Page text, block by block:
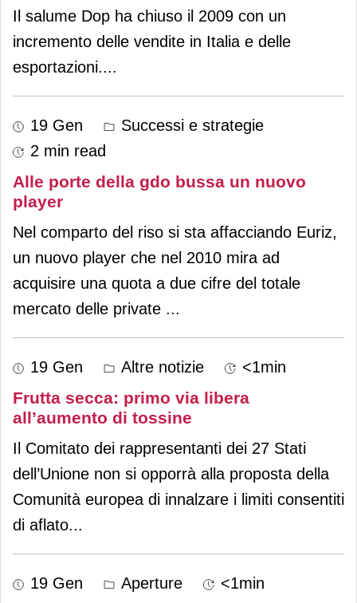
Il salume Dop ha chiuso il 2009 con un
incremento delle vendite in Italia e delle
esportazioni....
19 Gen
Successi e strategie
2 min read
Alle porte della gdo bussa un nuovo
player
Nel comparto del riso si sta affacciando Euriz,
un nuovo player che nel 2010 mira ad
acquisire una quota a due cifre del totale
mercato delle private ...
19 Gen Altre notizie <1min
Frutta secca: primo via libera
all’aumento di tossine
Il Comitato dei rappresentanti dei 27 Stati
dell’Unione non si opporrà alla proposta della
Comunità europea di innalzare i limiti consentiti
di aflato...
19 Gen Aperture <1min